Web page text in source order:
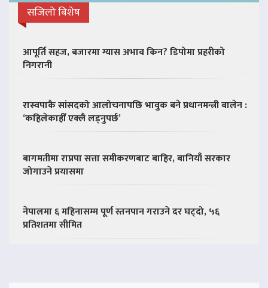
सजिलो बिशेष
आपूर्ति सहज, बजारमा ग्यास अभाव किन? डिपोमा प्रहरीको
निगरानी
रास्वपाकै सांसदको आलोचनापछि भावुक बने प्रधानमन्त्री बालेन :
‘कहिलेकाहीँ एक्लै लड्नुपर्छ’
बागमतीमा राप्रपा सत्ता समीकरणबाट बाहिर, बानियाँ सरकार
जोगाउने प्रयासमा
नेपालमा ६ महिनासम्म पूर्ण स्तनपान गराउने दर घट्दो, ५६
प्रतिशतमा सीमित